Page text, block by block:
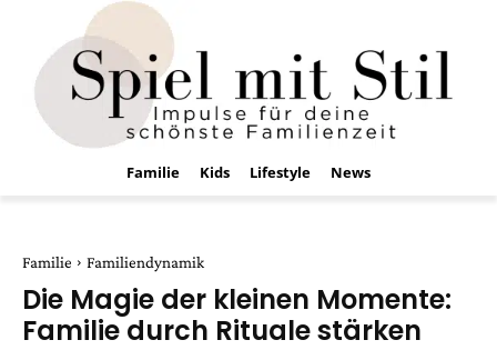
Familie Kids Lifestyle News
Familie Familiendynamik
Die Magie der kleinen Momente:
Familie durch Rituale stärken